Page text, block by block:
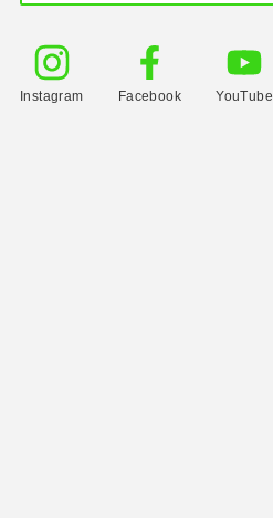
Instagram Facebook YouTube